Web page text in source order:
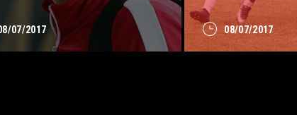
07/2017 08/07/2017